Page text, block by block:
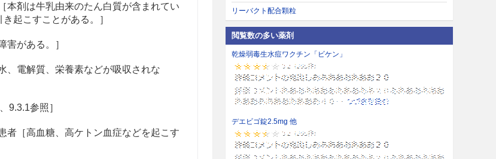
剤は牛乳由来のたん白質が含まれてい
起こすことがある。］
がある。］
電解質、栄養素などが吸収されな
参照］
［高血糖、高ケトン血症などを起こす
リーバクト配合顆粒
閲覧数の多い薬剤
乾燥弱毒生水痘ワクチン「ビケン」
デエビゴ錠2.5mg 他